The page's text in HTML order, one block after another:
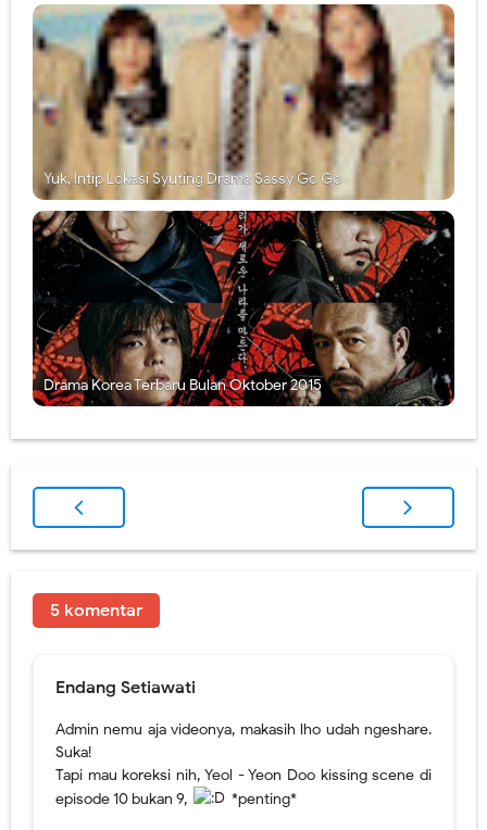
Yuk, Intip Lokasi Syuting Drama Sassy Go Go
Drama Korea Terbaru Bulan Oktober 2015
5 komentar
Endang Setiawati
Admin nemu aja videonya, makasih lho udah ngeshare.
Suka!
Tapi mau koreksi nih, Yeol - Yeon Doo kissing scene di
episode 10 bukan 9,
*penting*